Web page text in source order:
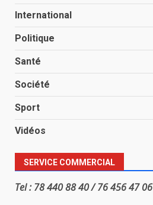
International
Politique
Santé
Société
Sport
Vidéos
SERVICE COMMERCIAL
Tel : 78 440 88 40 / 76 456 47 06